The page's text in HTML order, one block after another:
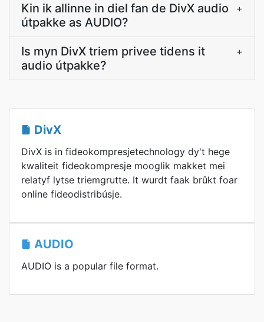
Kin ik allinne in diel fan de DivX audio
útpakke as AUDIO?
+
Is myn DivX triem privee tidens it
audio útpakke?
+
DivX
DivX is in fideokompresjetechnology dy't hege
kwaliteit fideokompresje mooglik makket mei
relatyf lytse triemgrutte. It wurdt faak brûkt foar
online fideodistribúsje.
AUDIO
AUDIO is a popular file format.